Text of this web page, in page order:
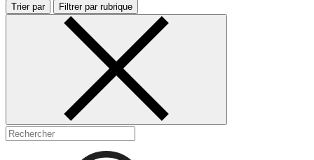
Trier par Filtrer par rubrique